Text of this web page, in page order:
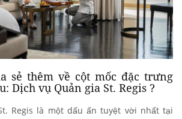
sẻ thêm về cột mốc đặc trưng
Dịch vụ Quản gia St. Regis ?
Regis là một dấu ấn tuyệt vời nhất tại